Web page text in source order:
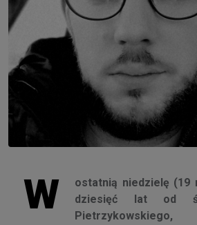
W
ostatnią niedzielę (19
dziesięć lat od